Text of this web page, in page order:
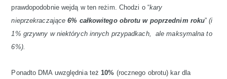
prawdopodobnie wejdą w ten reżim. Chodzi o “kary
nieprzekraczające6% całkowitego obrotu w poprzednim roku”(i
1% grzywny w niektórych innych przypadkach, ale maksymalna to
6%).
Ponadto DMA uwzględnia też10% (rocznego obrotu) kar dla